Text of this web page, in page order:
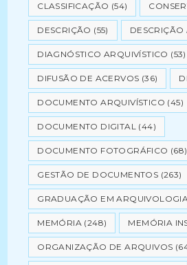
CLASSIFICAÇÃO (54)
DESCRIÇÃO (55) DESCRIÇÃO
DIAGNÓSTICO ARQUIVÍSTICO (53)
DIFUSÃO DE ACERVOS (36)
DOCUMENTO ARQUIVÍSTICO (45)
DOCUMENTO DIGITAL (44)
DOCUMENTO FOTOGRÁFICO (68)
GESTÃO DE DOCUMENTOS (263)
GRADUAÇÃO EM
MEMÓRIA (248) MEMÓRIA
ORGANIZAÇÃO DE ARQUIVOS